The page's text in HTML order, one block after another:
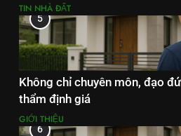
TIN NHÀ ĐẤT
5
Không chỉ chuyên môn, đạo
thẩm định giá
GIỚI THIỆU
6